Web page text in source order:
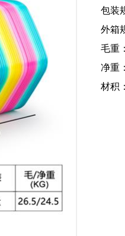
包装
外箱
毛重
净重
材积